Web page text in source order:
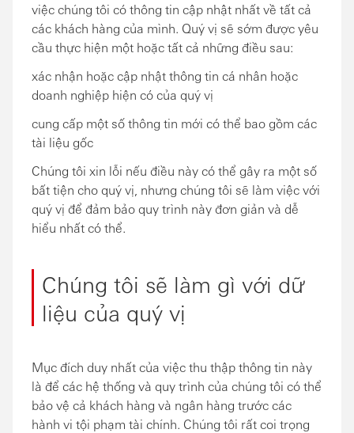
việc chúng tôi có thông tin cập nhật nhất về tất cả
các khách hàng của mình. Quý vị sẽ sớm được yêu
cầu thực hiện một hoặc tất cả những điều sau:
xác nhận hoặc cập nhật thông tin cá nhân hoặc
doanh nghiệp hiện có của quý vị
cung cấp một số thông tin mới có thể bao gồm các
tài liệu gốc
Chúng tôi xin lỗi nếu điều này có thể gây ra một số
bất tiện cho quý vị, nhưng chúng tôi sẽ làm việc với
quý vị để đảm bảo quy trình này đơn giản và dễ
hiểu nhất có thể.
Chúng tôi sẽ làm gì với dữ
liệu của quý vị
Mục đích duy nhất của việc thu thập thông tin này
là để các hệ thống và quy trình của chúng tôi có thể
bảo vệ cả khách hàng và ngân hàng trước các
hành vi tội phạm tài chính. Chúng tôi rất coi trọng